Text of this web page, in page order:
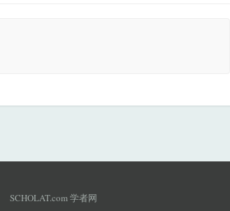
SCHOLAT.com 学者网